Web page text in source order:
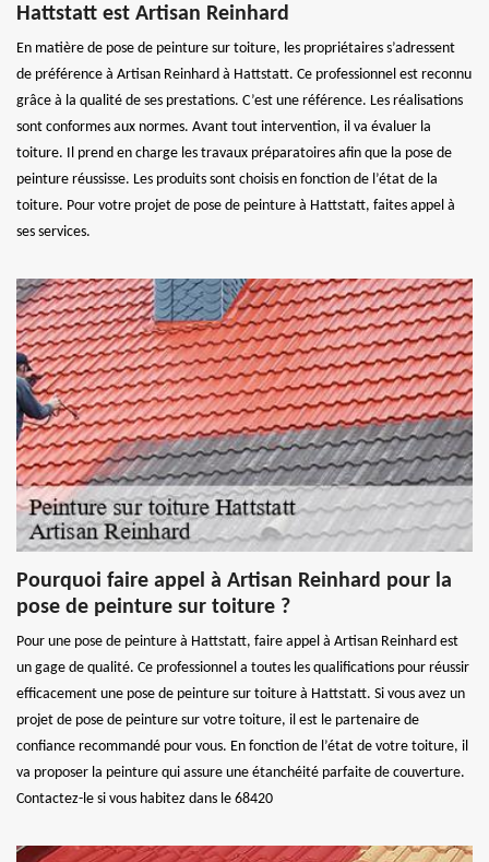
Hattstatt est Artisan Reinhard
En matière de pose de peinture sur toiture, les propriétaires s’adressent
de préférence à Artisan Reinhard à Hattstatt. Ce professionnel est reconnu
grâce à la qualité de ses prestations. C’est une référence. Les réalisations
sont conformes aux normes. Avant tout intervention, il va évaluer la
toiture. Il prend en charge les travaux préparatoires afin que la pose de
peinture réussisse. Les produits sont choisis en fonction de l’état de la
toiture. Pour votre projet de pose de peinture à Hattstatt, faites appel à
ses services.
Pourquoi faire appel à Artisan Reinhard pour la
pose de peinture sur toiture ?
Pour une pose de peinture à Hattstatt, faire appel à Artisan Reinhard est
un gage de qualité. Ce professionnel a toutes les qualifications pour réussir
efficacement une pose de peinture sur toiture à Hattstatt. Si vous avez un
projet de pose de peinture sur votre toiture, il est le partenaire de
confiance recommandé pour vous. En fonction de l’état de votre toiture, il
va proposer la peinture qui assure une étanchéité parfaite de couverture.
Contactez-le si vous habitez dans le 68420